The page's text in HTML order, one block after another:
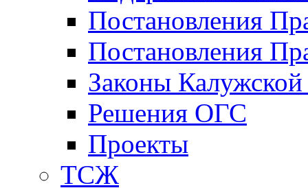
Постановления
Постановления
Законы Калужской
Решения ОГС
Проекты
ТСЖ